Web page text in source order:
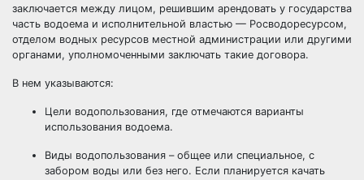
заключается между лицом, решившим арендовать у государства
часть водоема и исполнительной властью — Росводоресурсом,
отделом водных ресурсов местной администрации или другими
органами, уполномоченными заключать такие договора.
В нем указываются:
Цели водопользования, где отмечаются варианты
использования водоема.
Виды водопользования – общее или специальное, с
забором воды или без него. Если планируется качать